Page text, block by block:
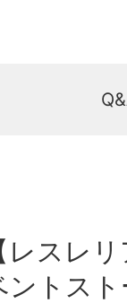
レスレ
ントス